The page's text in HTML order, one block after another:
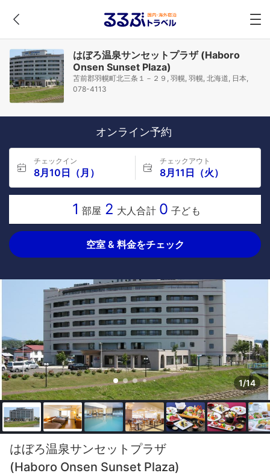
はぼろ温泉サンセットプラザ (Haboro
Onsen Sunset Plaza)
苫前郡羽幌町北三条１－２９, 羽幌, 羽幌, 北海道, 日本,
078-4113
オンライン予約
チェックイン
8月10日（月）
チェックアウト
8月11日（火）
1 部屋 2 大人合計 0 子ども
空室 & 料金をチェック
1/14
はぼろ温泉サンセットプラザ
(Haboro Onsen Sunset Plaza)